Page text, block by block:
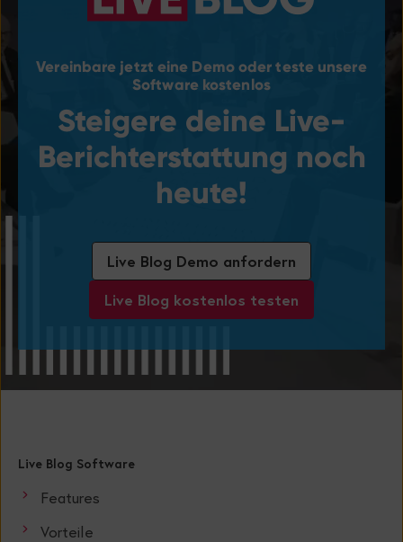
Vereinbare jetzt eine Demo oder teste unsere
Software kostenlos
Steigere deine Live-
Berichterstattung noch
heute!
Live Blog Demo anfordern
Live Blog kostenlos testen
Live Blog Software
Features
Vorteile